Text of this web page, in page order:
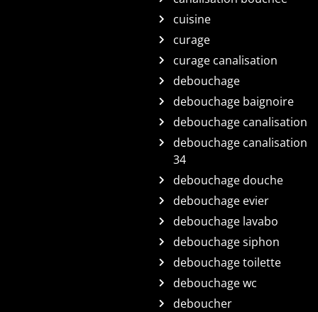
cuisine
curage
curage canalisation
debouchage
debouchage baignoire
debouchage canalisation
debouchage canalisation
34
debouchage douche
debouchage evier
debouchage lavabo
debouchage siphon
debouchage toilette
debouchage wc
deboucher